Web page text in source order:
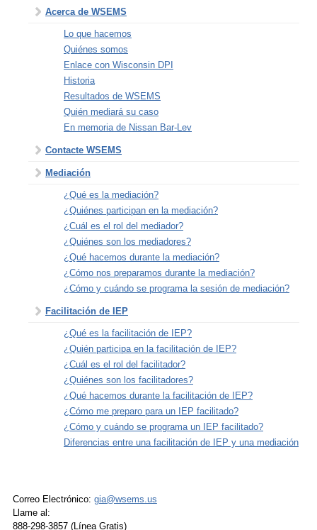
Acerca de WSEMS
Lo que hacemos
Quiénes somos
Enlace con Wisconsin DPI
Historia
Resultados de WSEMS
Quién mediará su caso
En memoria de Nissan Bar-Lev
Contacte WSEMS
Mediación
¿Qué es la mediación?
¿Quiénes participan en la mediación?
¿Cuál es el rol del mediador?
¿Quiénes son los mediadores?
¿Qué hacemos durante la mediación?
¿Cómo nos preparamos durante la mediación?
¿Cómo y cuándo se programa la sesión de mediación?
Facilitación de IEP
¿Qué es la facilitación de IEP?
¿Quién participa en la facilitación de IEP?
¿Cuál es el rol del facilitador?
¿Quiénes son los facilitadores?
¿Qué hacemos durante la facilitación de IEP?
¿Cómo me preparo para un IEP facilitado?
¿Cómo y cuándo se programa un IEP facilitado?
Diferencias entre una facilitación de IEP y una mediación
Correo Electrónico: gia@wsems.us
Llame al:
888-298-3857 (Línea Gratis)